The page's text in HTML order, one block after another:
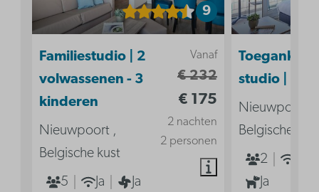
9
Vanaf
€ 232
€ 175
2 nachten
2 personen
Familiestudio | 2
volwassenen - 3
kinderen
Nieuwpoort ,
Belgische kust
5
Ja
Ja
studio | 2p
Nieuwpoort ,
Belgische
2
Ja